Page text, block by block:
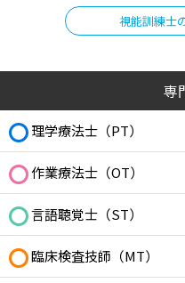
視能訓練士
専
理学療法士（PT）
作業療法士（OT）
言語聴覚士（ST）
臨床検査技師（MT）